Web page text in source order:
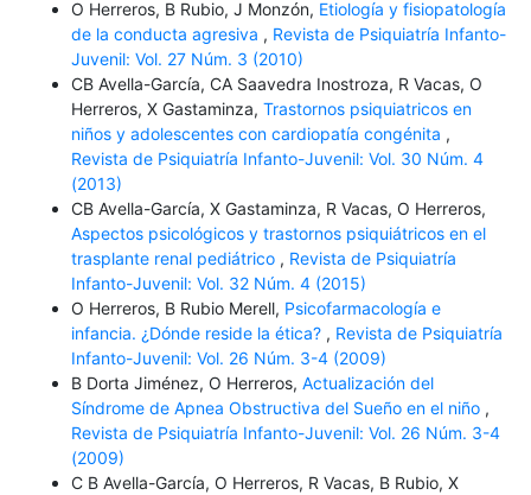
O Herreros, B Rubio, J Monzón, Etiología y fisiopatología
de la conducta agresiva , Revista de Psiquiatría Infanto-
Juvenil: Vol. 27 Núm. 3 (2010)
CB Avella-García, CA Saavedra Inostroza, R Vacas, O
Herreros, X Gastaminza, Trastornos psiquiatricos en
niños y adolescentes con cardiopatía congénita ,
Revista de Psiquiatría Infanto-Juvenil: Vol. 30 Núm. 4
(2013)
CB Avella-García, X Gastaminza, R Vacas, O Herreros,
Aspectos psicológicos y trastornos psiquiátricos en el
trasplante renal pediátrico , Revista de Psiquiatría
Infanto-Juvenil: Vol. 32 Núm. 4 (2015)
O Herreros, B Rubio Merell, Psicofarmacología e
infancia. ¿Dónde reside la ética? , Revista de Psiquiatría
Infanto-Juvenil: Vol. 26 Núm. 3-4 (2009)
B Dorta Jiménez, O Herreros, Actualización del
Síndrome de Apnea Obstructiva del Sueño en el niño ,
Revista de Psiquiatría Infanto-Juvenil: Vol. 26 Núm. 3-4
(2009)
C B Avella-García, O Herreros, R Vacas, B Rubio, X